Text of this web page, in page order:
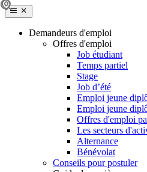
Demandeurs d'emploi
Offres d'emploi
Job étudiant
Temps partiel
Stage
Job d’été
Emploi jeune
Emploi jeune
Offres d'emploi
Les secteurs
Alternance
Bénévolat
Conseils pour postuler